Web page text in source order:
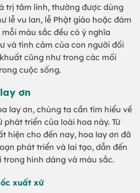
trị tâm linh, thường được dùng
lễ vu lan, lễ Phật giáo hoặc đám
màu sắc đều có ý nghĩa
và tình cảm của con người đối
cũng như trong các mối
cuộc sống.
ơn
lay ơn, chúng ta cần tìm hiểu về
phát triển của loài hoa này. Từ
hiện cho đến nay, hoa lay ơn đã
phát triển và lai tạo, dẫn đến
trong hình dáng và màu sắc.
xuất xứ